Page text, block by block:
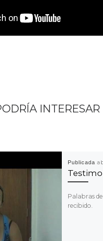
INTERESAR
Publicada
Palabras
recibido.